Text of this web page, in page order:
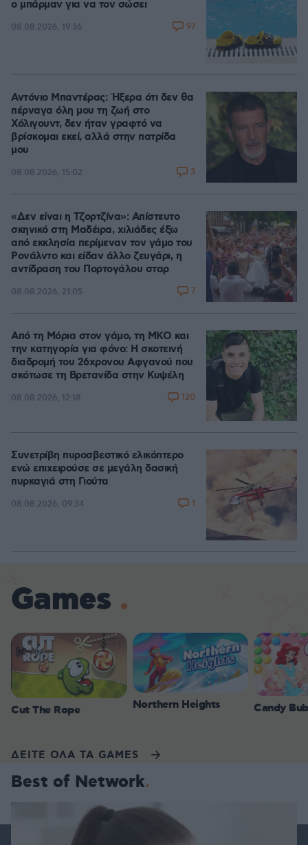
ο μπάρμαν για να τον σώσει
08.08.2026, 19:36 97
Αντόνιο Μπαντέρας: Ήξερα ότι δεν θα
πέρναγα όλη μου τη ζωή στο
Χόλιγουντ, δεν ήταν γραφτό να
βρίσκομαι εκεί, αλλά στην πατρίδα
μου
08.08.2026, 15:02 3
«Δεν είναι η Τζορτζίνα»: Απίστευτο
σκηνικό στη Μαδέιρα, χιλιάδες έξω
από εκκλησία περίμεναν τον γάμο του
Ρονάλντο και είδαν άλλο ζευγάρι, η
αντίδραση του Πορτογάλου σταρ
08.08.2026, 21:05 7
Από τη Μόρια στον γάμο, τη ΜΚΟ και
την κατηγορία για φόνο: Η σκοτεινή
διαδρομή του 26χρονου Αφγανού που
σκότωσε τη Βρετανίδα στην Κυψέλη
08.08.2026, 12:18 120
Συνετρίβη πυροσβεστικό ελικόπτερο
ενώ επιχειρούσε σε μεγάλη δασική
πυρκαγιά στη Γιούτα
08.08.2026, 09:34 1
Games
Cut The Rope Northern Heights Candy
ΔΕΙΤΕ ΟΛΑ ΤΑ GAMES
Best of Network